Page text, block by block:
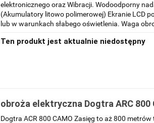
elektronicznego oraz Wibracji. Wodoodporny
(Akumulatory litowo polimerowej) Ekranie LCD
lub w warunkach słabego oświetlenia. Waga
Ten produkt jest aktualnie niedostępny
obroża elektryczna Dogtra ARC 800
Niebieski
Dogtra ACR 800 CAMO Zasięg to aż 800